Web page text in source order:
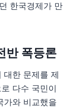
한국경제가 만
반 폭등론
대한 문제를 제
다수 국민이
가와 비교했을